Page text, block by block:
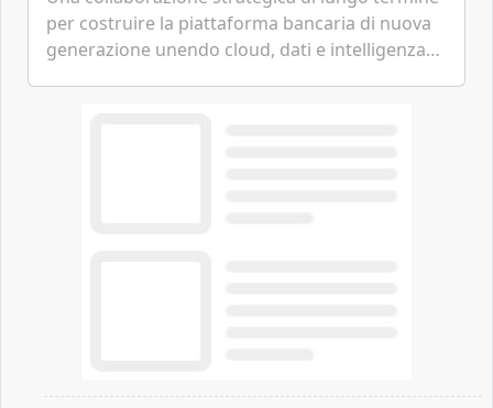
per costruire la piattaforma bancaria di nuova
generazione unendo cloud, dati e intelligenza